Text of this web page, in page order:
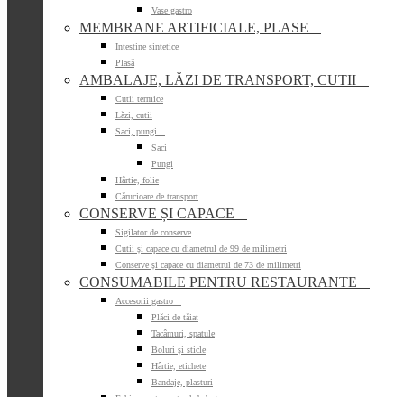
Vase gastro
MEMBRANE ARTIFICIALE, PLASE
Intestine sintetice
Plasă
AMBALAJE, LĂZI DE TRANSPORT, CUTII
Cutii termice
Lăzi, cutii
Saci, pungi
Saci
Pungi
Hârtie, folie
Cărucioare de transport
CONSERVE ȘI CAPACE
Sigilator de conserve
Cutii și capace cu diametrul de 99 de milimetri
Conserve și capace cu diametrul de 73 de milimetri
CONSUMABILE PENTRU RESTAURANTE
Accesorii gastro
Plăci de tăiat
Tacâmuri, spatule
Boluri și sticle
Hârtie, etichete
Bandaje, plasturi